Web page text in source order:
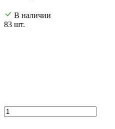
В наличии
83 шт.